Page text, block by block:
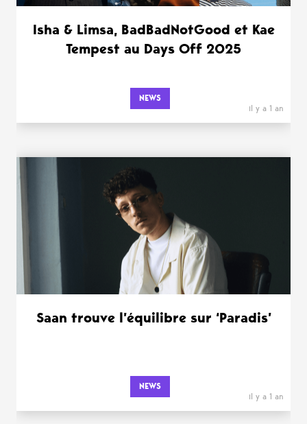
Isha & Limsa, BadBadNotGood et Kae
Tempest au Days Off 2025
NEWS
il y a 1 an
Saan trouve l’équilibre sur ‘Paradis’
NEWS
il y a 1 an